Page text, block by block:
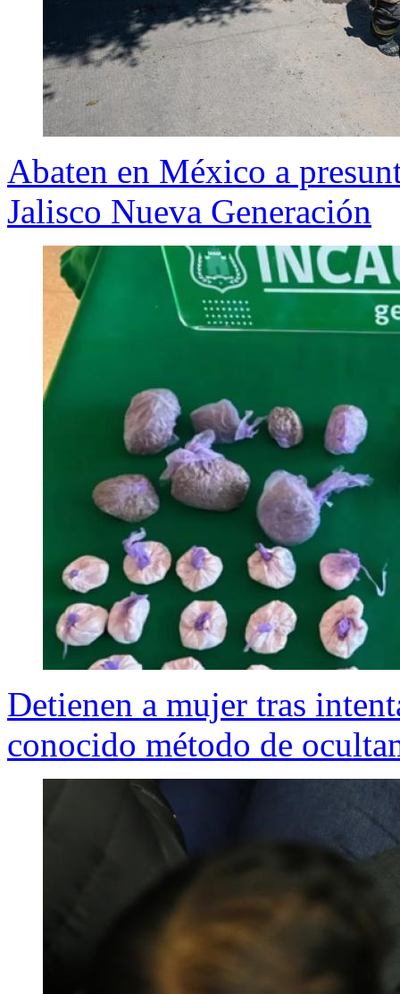
Abaten en México a
Jalisco Nueva Generación
Detienen a mujer tras
conocido método de